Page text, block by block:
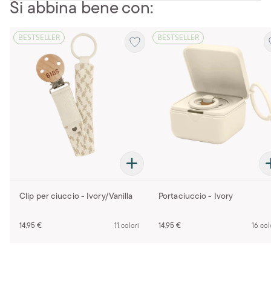
Si abbina bene con:
BESTSELLER
Clip per ciuccio - Ivory/Vanilla
14,95 € 11 colori
BESTSELLER
Portaciuccio - Ivory
14,95 € 16